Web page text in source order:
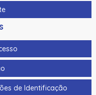
de Identificação